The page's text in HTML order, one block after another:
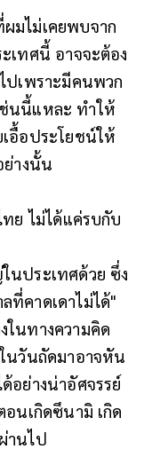
มไม่เคยพบจาก
เทศนี้ อาจจะต้อง
ปเพราะมีคนพวก
ช่นนี้แหละ ทำให้
อื้อประโยชน์ให้
ย่างนั้น
ย ไม่ได้แค่รบกับ
นประเทศด้วย ซึ่ง
ที่คาดเดาไม่ได้"
นทางความคิด
นวันถัดมาอาจหัน
อย่างน่าอัศจรรย์
นเกิดซึนามิ เกิด
านไป